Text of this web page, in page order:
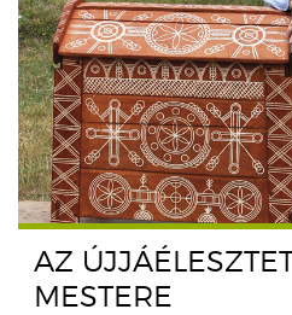
AZ
MESTERE